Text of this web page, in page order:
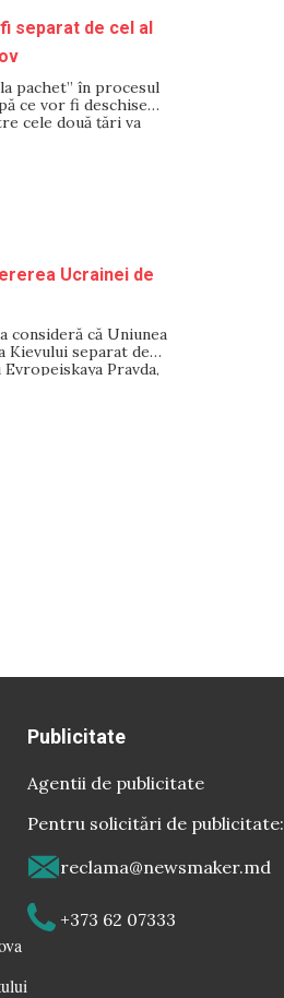
separat de cel al
pachet” în procesul
ce vor fi deschise
cele două țări va
au fost
Ucrainei de
că Uniunea
Kievului separat de
Pravda,
Moldovei și Georgiei
Publicitate
Agentii de publicitate
Pentru solicitări de publicitate:
reclama@newsmaker.md
+373 62 07333